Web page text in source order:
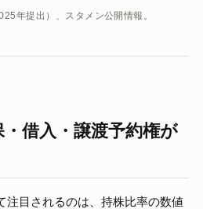
年提出）、スタメン公開情報。
借入・譲渡予約権が
注目されるのは、持株比率の数値